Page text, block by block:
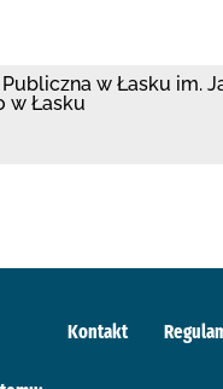
w Łasku im.
w Łasku
Kontakt